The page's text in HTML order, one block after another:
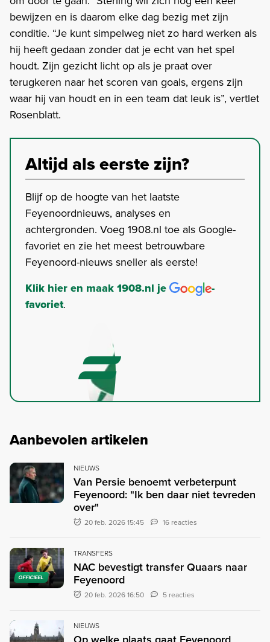
bewijzen en is daarom elke dag bezig met zijn
conditie. “Je kunt simpelweg niet zo hard werken als
hij heeft gedaan zonder dat je echt van het spel
houdt. Zijn gezicht licht op als je praat over
terugkeren naar het scoren van goals, ergens zijn
waar hij van houdt en in een team dat leuk is”, vertlet
Rosenblatt.
Altijd als eerste zijn?
Blijf op de hoogte van het laatste
Feyenoordnieuws, analyses en
achtergronden. Voeg 1908.nl toe als Google-
favoriet en zie het meest betrouwbare
Feyenoord-nieuws sneller als eerste!
Klik hier en maak 1908.nl je
-
favoriet.
Aanbevolen artikelen
NIEUWS
Van Persie benoemt verbeterpunt
Feyenoord: "Ik ben daar niet tevreden
over"
20 feb. 2026 15:45 16 reacties
OFFICIEEL
TRANSFERS
NAC bevestigt transfer Quaars naar
Feyenoord
20 feb. 2026 16:50 5 reacties
NIEUWS